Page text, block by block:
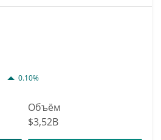
0.10%
Объём
$3,52B